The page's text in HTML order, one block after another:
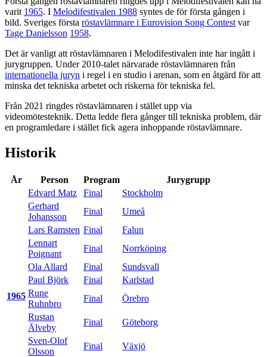
varit 1965. I Melodifestivalen 1988 syntes de för första gången i
bild. Sveriges första röstavlämnare i Eurovision Song Contest var
Tage Danielsson 1958.
Det är vanligt att röstavlämnaren i Melodifestivalen inte har ingått i
jurygruppen. Under 2010-talet närvarade röstavlämnaren från
internationella juryn i regel i en studio i arenan, som en åtgärd för att
minska det tekniska arbetet och riskerna för tekniska fel.
Från 2021 ringdes röstavlämnaren i stället upp via
videomötesteknik. Detta ledde flera gånger till tekniska problem, där
en programledare i stället fick agera inhoppande röstavlämnare.
Historik
År Person Program Jurygrupp
1965
Edvard Matz Final
Stockholm
Gerhard
Johansson
Final
Umeå
Lars Ramsten Final
Falun
Lennart
Poignant
Final
Norrköping
Ola Allard
Final
Sundsvall
Paul Björk
Final
Karlstad
Rune
Ruhnbro
Final
Örebro
Rustan
Älveby
Final
Göteborg
Sven-Olof
Olsson
Final
Växjö